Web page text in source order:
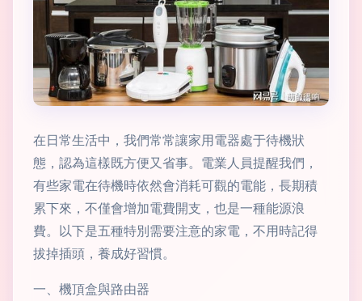
在日常生活中，我們常常讓家用電器處于待機狀
態，認為這樣既方便又省事。電業人員提醒我們，
有些家電在待機時依然會消耗可觀的電能，長期積
累下來，不僅會增加電費開支，也是一種能源浪
費。以下是五種特別需要注意的家電，不用時記得
拔掉插頭，養成好習慣。
一、機頂盒與路由器